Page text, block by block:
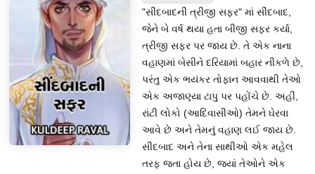
"સીંદબાદની ત્રીજી સફર" માં સીંદબાદ,
જેને બે વર્ષ થયા હતા બીજી સફર કર્યા,
ત્રીજી સફર પર જાય છે. તે એક નાના
વહાણમાં બેસીને દરિયામાં બહાર નીકળે છે,
પરંતુ એક ભયંકર તોફાન આવવાથી તેઓ
એક અજાણ્યા ટાપુ પર પહોંચે છે. અહીં,
રાંટી લોકો (આદિવાસીઓ) તેમને ઘેરવા
આવે છે અને તેમનું વહાણ લઈ જાય છે.
સીંદબાદ અને તેના સાથીઓ એક મહેલ
તરફ જતા હોય છે, જ્યાં તેઓને એક